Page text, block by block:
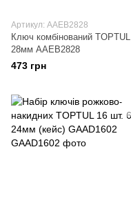
Артикул: AAEB2828
Ключ комбінований TOPTUL
28мм AAEB2828
473 грн